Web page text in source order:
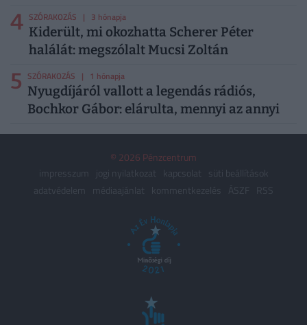
4 SZÓRAKOZÁS | 3 hónapja
Kiderült, mi okozhatta Scherer Péter
halálát: megszólalt Mucsi Zoltán
5 SZÓRAKOZÁS | 1 hónapja
Nyugdíjáról vallott a legendás rádiós,
Bochkor Gábor: elárulta, mennyi az annyi
© 2026 Pénzcentrum
impresszum
jogi nyilatkozat kapcsolat
süti beállítások
adatvédelem
médiaajánlat kommentkezelés ÁSZF RSS